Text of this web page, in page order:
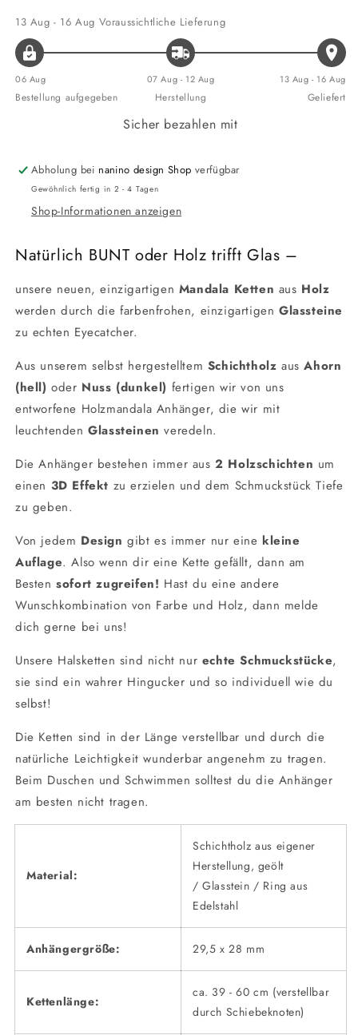
&quot;Saturn&quot;
aus
Holz
mit
Glasstein
&quot;Saturn&quot;
aus
Glasstein
13 Aug - 16 Aug Voraussichtliche Lieferung
06 Aug
Bestellung aufgegeben
07 Aug - 12 Aug
Herstellung
13 Aug - 16 Aug
Geliefert
Sicher bezahlen mit
Abholung bei nanino design Shop verfügbar
Gewöhnlich fertig in 2 - 4 Tagen
Shop-Informationen anzeigen
Natürlich BUNT oder Holz trifft Glas –
unsere neuen, einzigartigen Mandala Ketten aus Holz
werden durch die farbenfrohen, einzigartigenGlassteine
zu echten Eyecatcher.
Aus unserem selbst hergestelltem Schichtholz aus Ahorn
(hell) oder Nuss (dunkel) fertigen wir von uns
entworfene Holzmandala Anhänger, die wir mit
leuchtenden Glassteinen veredeln.
Die Anhänger bestehen immer aus2 Holzschichten um
einen 3D Effekt zu erzielen und dem Schmuckstück Tiefe
zu geben.
Von jedem Design gibt es immer nur eine kleine
Auflage. Also wenn dir eine Kette gefällt, dann am
Besten sofort zugreifen! Hast du eine andere
Wunschkombination von Farbe und Holz, dann melde
dich gerne bei uns!
Unsere Halsketten sind nicht nur echte Schmuckstücke,
sie sind ein wahrer Hingucker und so individuell wie du
selbst!
Die Ketten sind in der Länge verstellbar und durch die
natürliche Leichtigkeit wunderbar angenehm zu tragen.
Beim Duschen und Schwimmen solltest du die Anhänger
am besten nicht tragen.
Material:
Schichtholz aus eigener
Herstellung, geölt
/ Glasstein / Ring aus
Edelstahl
Anhängergröße: 29,5 x 28 mm
Kettenlänge:
ca. 39 - 60 cm (verstellbar
durch Schiebeknoten)